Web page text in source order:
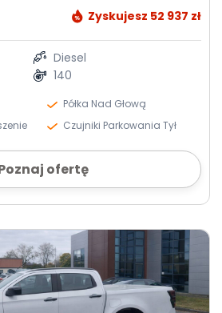
Zyskujesz 52 937 zł
Diesel
140
Półka Nad Głową
Czujniki Parkowania Tył
ofertę